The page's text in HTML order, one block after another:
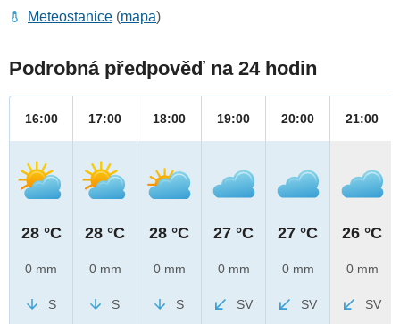
Meteostanice (mapa)
Podrobná předpověď na 24 hodin
16:00
28 °C
0 mm
S
17:00
28 °C
0 mm
S
18:00
28 °C
0 mm
S
19:00
27 °C
0 mm
SV
20:00
27 °C
0 mm
SV
21:00
26 °C
0 mm
SV